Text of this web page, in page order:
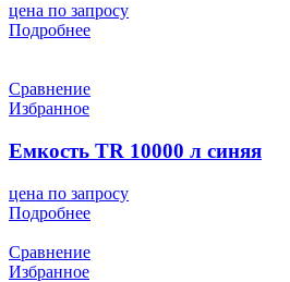
цена по запросу
Подробнее
Сравнение
Избранное
Емкость TR 10000 л синяя
цена по запросу
Подробнее
Сравнение
Избранное